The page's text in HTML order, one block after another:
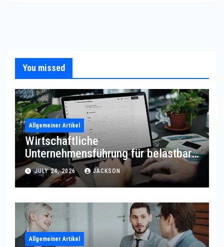
You missed
Allgemeiner Artikel
Wirtschaftliche
Unternehmensführung für belastbare
Prozessqualität
JULY 24, 2026 JACKSON
Allgemeiner Artikel